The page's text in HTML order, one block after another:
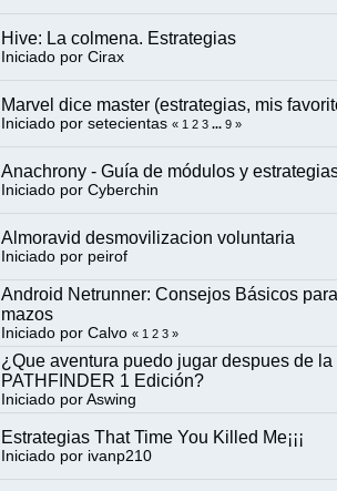
Hive: La colmena. Estrategias
Iniciado por Cirax
Marvel dice master (estrategias, mis
Iniciado por setecientas « 1 2 3 ... 9 »
Anachrony - Guía de módulos y
Iniciado por Cyberchin
Almoravid desmovilizacion voluntaria
Iniciado por peirof
Android Netrunner: Consejos Básicos
mazos
Iniciado por Calvo « 1 2 3 »
¿Que aventura puedo jugar despues de
PATHFINDER 1 Edición?
Iniciado por Aswing
Estrategias That Time You Killed Me¡¡¡
Iniciado por ivanp210